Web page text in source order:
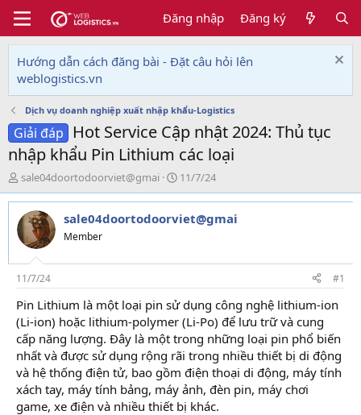
Đăng nhập Đăng ký
Hướng dẫn cách đăng bài - Đặt câu hỏi lên
weblogistics.vn
Dịch vụ doanh nghiệp xuất nhập khẩu-Logistics
Giải đáp
Hot Service Cập nhật 2024: Thủ tục
nhập khẩu Pin Lithium các loại
T
h
r
e
a
d
s
t
a
r
t
e
r
sale04doortodoorviet@gmai
N
g
à
y
i
11/7/24
sale04doortodoorviet@gmai
Member
11/7/24 #1
Pin Lithium là một loại pin sử dụng công nghệ lithium-ion
(Li-ion) hoặc lithium-polymer (Li-Po) để lưu trữ và cung
cấp năng lượng. Đây là một trong những loại pin phổ biến
nhất và được sử dụng rộng rãi trong nhiều thiết bị di động
và hệ thống điện tử, bao gồm điện thoại di động, máy tính
xách tay, máy tính bảng, máy ảnh, đèn pin, máy chơi
game, xe điện và nhiều thiết bị khác.